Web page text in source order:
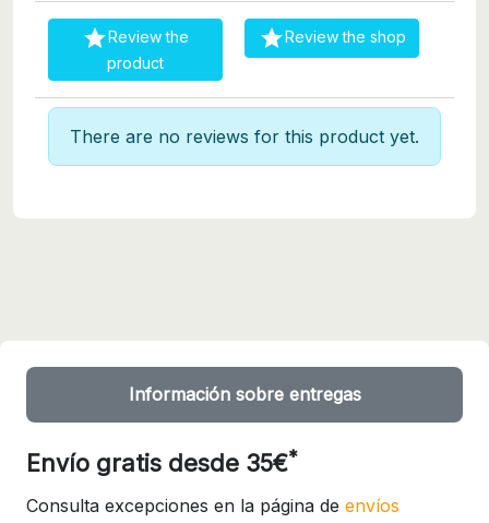
Review the
product
Review the shop
There are no reviews for this product yet.
Información sobre entregas
Envío gratis desde 35€*
Consulta excepciones en la página de envíos